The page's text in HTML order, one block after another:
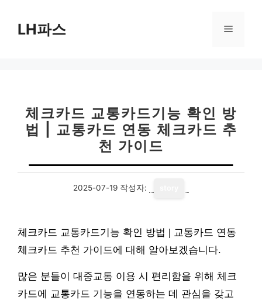
LH파스 메
체크카드 교통카드기능 확인 방
법 | 교통카드 연동 체크카드 추
천 가이드
2025-07-19 작성자:
체크카드 교통카드기능 확인 방법 | 교통카드 연동
체크카드 추천 가이드에 대해 알아보겠습니다.
많은 분들이 대중교통 이용 시 편리함을 위해 체크
카드에 교통카드 기능을 연동하는 데 관심을 갖고